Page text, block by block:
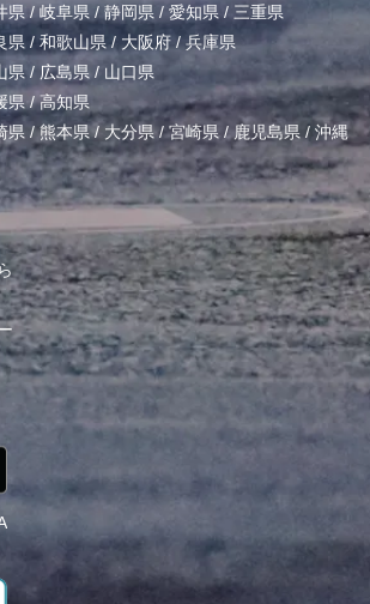
県/岐阜県 / 静岡県 / 愛知県 / 三重県
県 / 和歌山県 / 大阪府 /兵庫県
県/ 広島県 / 山口県
県/高知県
県 /熊本県 / 大分県/宮崎県 / 鹿児島県 / 沖縄